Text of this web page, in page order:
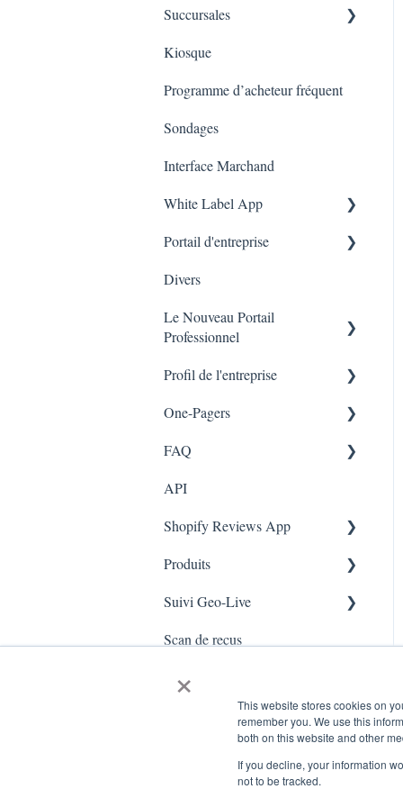
×
This website stores cookies on
remember you. We use this
both on this website and other
If you decline, your information
not to be tracked.
Cartes cadeaux sur
Tableau de bords
Marketing
Succursales
Employés
Kiosque
Programme d’acheteur fréquent
Sondages
Interface Marchand
White Label App
Code QR -Integration
Portail d'entreprise
Liste des transactions
Branches
Divers
Le Nouveau Portail
Professionnel
Marketing
Profil de l'entreprise
Branches
One-Pagers
Marketing
Enquêtes
App Colors
Règles
E-Commerce
Enrôlement
Sécurité et confidentialité
FAQ
FAQ- Lightspeed R Series
Shopify POS
FAQ- Shopify ECOM
Judge.me
QFP - Lightspeed X Series
FAQ - MindBody POS
API
Shopify Reviews App
Paramètres généraux
Reviews Widget
Carrousel des avis
Gérer les avis
Produits
Ajouter un produit
Suivi Geo-Live
Live - Geo
Scan de reçus
www.kangaroorewards.com Centre d'assistance